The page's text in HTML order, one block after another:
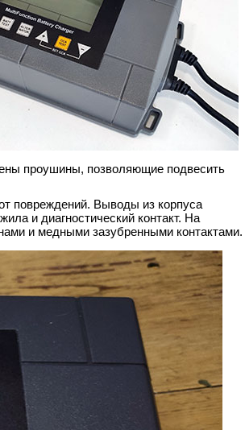
проушины, позволяющие подвесить
повреждений. Выводы из корпуса
и диагностический контакт. На
и медными зазубренными контактами.